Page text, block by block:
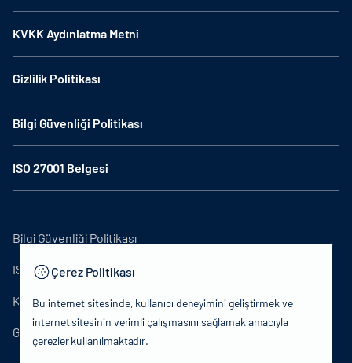
KVKK Aydınlatma Metni
Gizlilik Politikası
Bilgi Güvenliği Politikası
ISO 27001 Belgesi
Bilgi Güvenliği Politikası
ISO27001
KVKK Aydınlatma Metni
Gizlilik Politikası
Çerez Politikası
Bu internet sitesinde, kullanıcı deneyimini geliştirmek ve
internet sitesinin verimli çalışmasını sağlamak amacıyla
çerezler kullanılmaktadır.